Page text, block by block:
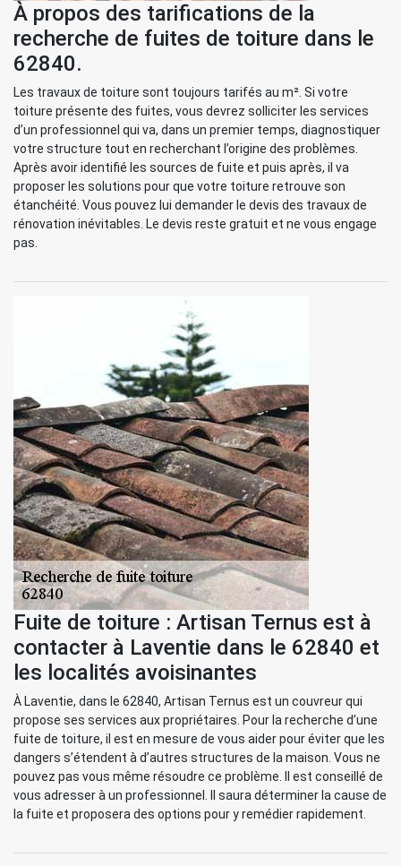
À propos des tarifications de la
recherche de fuites de toiture dans le
62840.
Les travaux de toiture sont toujours tarifés au m². Si votre
toiture présente des fuites, vous devrez solliciter les services
d’un professionnel qui va, dans un premier temps, diagnostiquer
votre structure tout en recherchant l’origine des problèmes.
Après avoir identifié les sources de fuite et puis après, il va
proposer les solutions pour que votre toiture retrouve son
étanchéité. Vous pouvez lui demander le devis des travaux de
rénovation inévitables. Le devis reste gratuit et ne vous engage
pas.
Fuite de toiture : Artisan Ternus est à
contacter à Laventie dans le 62840 et
les localités avoisinantes
À Laventie, dans le 62840, Artisan Ternus est un couvreur qui
propose ses services aux propriétaires. Pour la recherche d’une
fuite de toiture, il est en mesure de vous aider pour éviter que les
dangers s’étendent à d’autres structures de la maison. Vous ne
pouvez pas vous même résoudre ce problème. Il est conseillé de
vous adresser à un professionnel. Il saura déterminer la cause de
la fuite et proposera des options pour y remédier rapidement.